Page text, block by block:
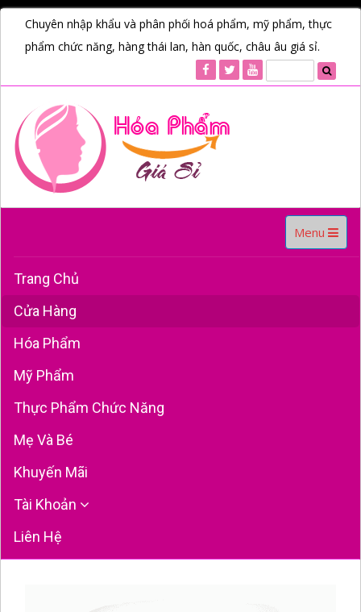
Chuyên nhập khẩu và phân phối hoá phẩm, mỹ phẩm, thực
phẩm chức năng, hàng thái lan, hàn quốc, châu âu giá sỉ.
Toggle
navigation
Menu
Trang Chủ
Cửa Hàng
Hóa Phẩm
Mỹ Phẩm
Thực Phẩm Chức Năng
Mẹ Và Bé
Khuyến Mãi
Tài Khoản
Liên Hệ